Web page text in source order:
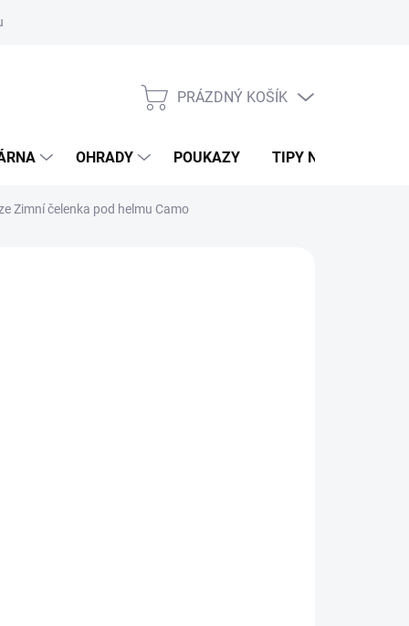
výměna
NÁKUPNÍ
PRÁZDNÝ KOŠÍK
OHRADY POUKAZY TIPY NA DÁRKY
Zimní čelenka pod helmu Camo